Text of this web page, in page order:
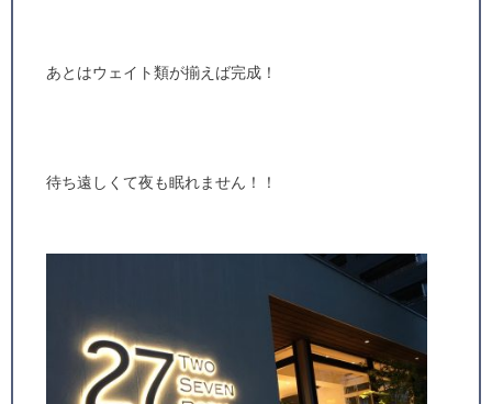
あとはウェイト類が揃えば完成！
待ち遠しくて夜も眠れません！！